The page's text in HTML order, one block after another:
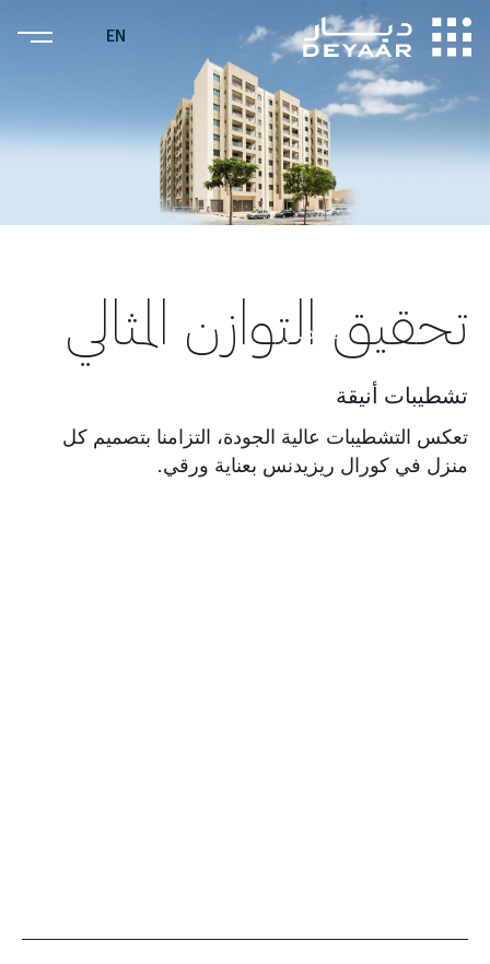
EN
من ديار
تحقيق التوازن المثالي
تشطيبات أنيقة
تعكس التشطيبات عالية الجودة، التزامنا بتصميم كل
منزل في كورال ريزيدنس بعناية ورقي.